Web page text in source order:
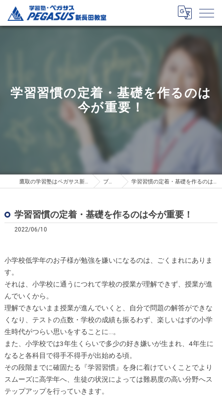
学習習慣の定着・基礎を作るのは
今が重要！
鷹取の学習塾はペガサス新長田教室 ブログ 学習習慣の定着・基礎を作るのは今が重要！
学習習慣の定着・基礎を作るのは今が重要！
2022/06/10
小学校低学年のお子様が勉強を嫌いになるのは、ごくまれにありま
す。
それは、小学校に通うにつれて学校の授業が理解できず、授業が進
んでいくから。
理解できないまま授業が進んでいくと、自分で問題の解答ができな
くなり、テストの点数・学校の成績も振るわず、楽しいはずの小学
生時代がつらい思いをすることに…。
また、小学校では3年生くらいで多少の好き嫌いが生まれ、4年生に
なると各科目で得手不得手が出始める頃。
その段階までに確固たる『学習習慣』を身に着けていくことでより
スムーズに高学年へ、生徒の状況によっては難易度の高い分野へス
テップアップを行っていきます。